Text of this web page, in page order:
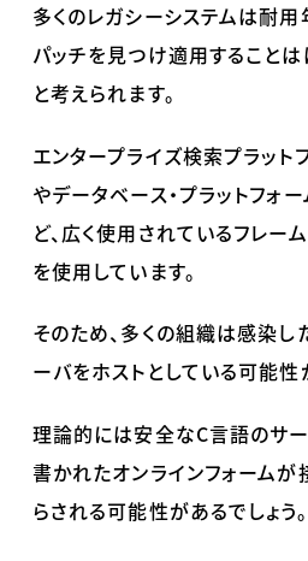
多くのレガシーシステムは耐用
パッチを見つけ適用すること
と考えられます。
エンタープライズ検索プラット
やデータベース・プラットフォー
ど、広く使用されているフレー
を使用しています。
そのため、多くの組織は感染し
ーバをホストとしている可能性
理論的には安全なC言語のサ
書かれたオンラインフォームが
らされる可能性があるでしょう。